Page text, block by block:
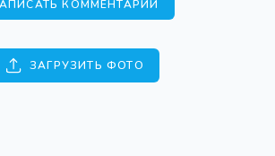
КОММЕНТАРИЙ
ЗАГРУЗИТЬ ФОТО